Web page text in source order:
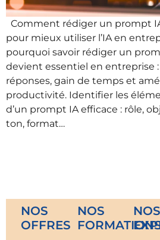
Comment rédiger un prompt
pour mieux utiliser l’IA en
pourquoi savoir rédiger un
devient essentiel en entreprise
réponses, gain de temps et
productivité. Identifier les
d’un prompt IA efficace : rôle,
ton, format…
NOS
OFFRES
NOS
NOS